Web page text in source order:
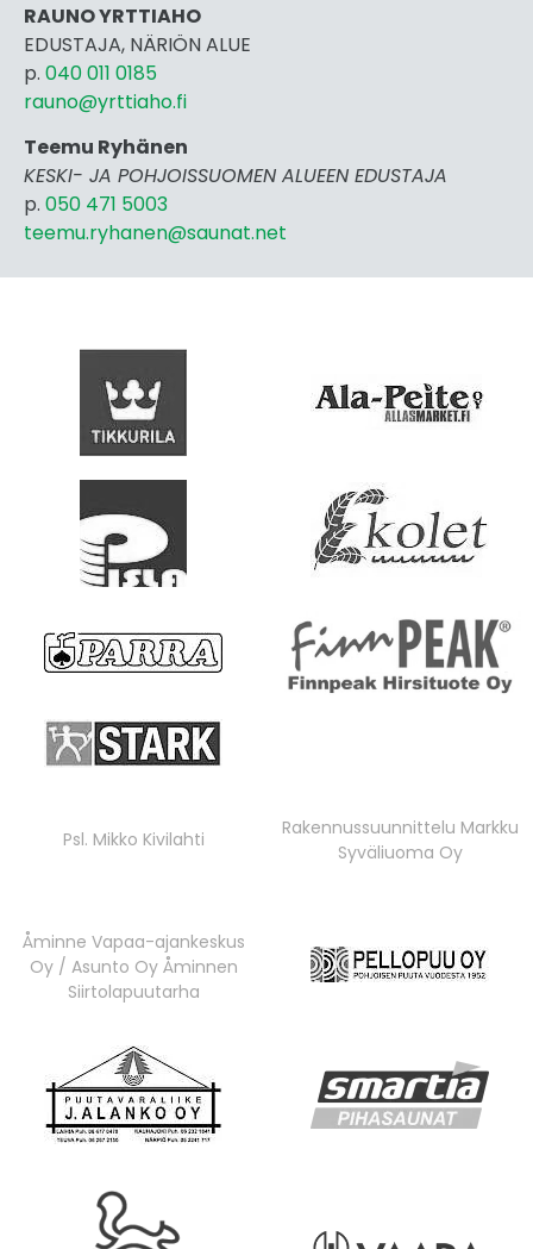
RAUNO YRTTIAHO
EDUSTAJA, NÄRIÖN ALUE
p. 040 011 0185
rauno@yrttiaho.fi
Teemu Ryhänen
KESKI- JA POHJOISSUOMEN ALUEEN EDUSTAJA
p. 050 471 5003
teemu.ryhanen@saunat.net
Psl. Mikko Kivilahti
Rakennussuunnittelu Markku
Syväliuoma Oy
Åminne Vapaa-ajankeskus
Oy / Asunto Oy Åminnen
Siirtolapuutarha